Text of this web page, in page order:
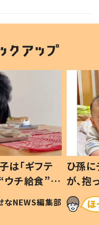
歳じいじ
孫の反応に
愛くて仕方な
なNEWS編集部